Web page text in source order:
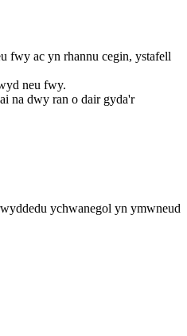
fwy ac yn rhannu cegin, ystafell
neu fwy.
na dwy ran o dair gyda'r
ychwanegol yn ymwneud